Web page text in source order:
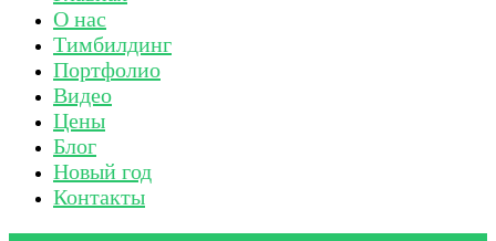
О нас
Тимбилдинг
Портфолио
Видео
Цены
Блог
Новый год
Контакты